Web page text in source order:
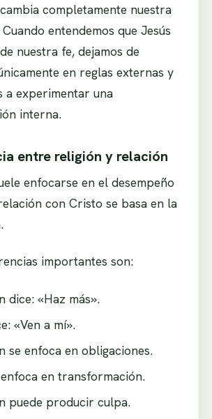
completamente nuestra
entendemos que Jesús
nuestra fe, dejamos de
en reglas externas y
a experimentar una
interna.
entre religión y relación
enfocarse en el desempeño
con Cristo se basa en la
importantes son:
dice: «Haz más».
«Ven a mí».
se enfoca en obligaciones.
en transformación.
puede producir culpa.